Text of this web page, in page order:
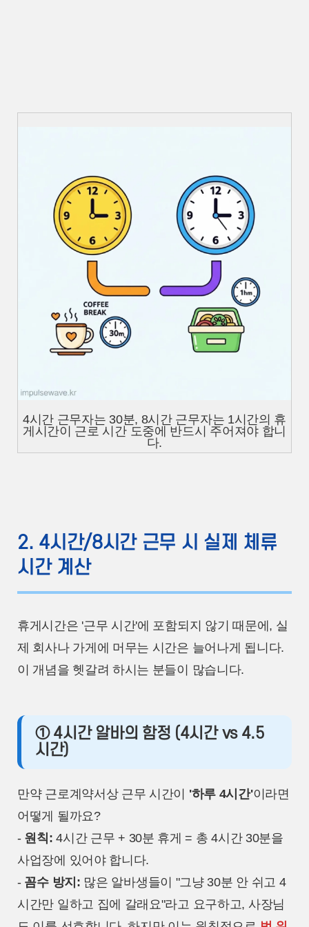
4시간 근무자는 30분, 8시간 근무자는 1시간의 휴
게시간이 근로 시간 도중에 반드시 주어져야 합니
다.
2. 4시간/8시간 근무 시 실제 체류
시간 계산
휴게시간은 '근무 시간'에 포함되지 않기 때문에, 실
제 회사나 가게에 머무는 시간은 늘어나게 됩니다.
이 개념을 헷갈려 하시는 분들이 많습니다.
① 4시간 알바의 함정 (4시간 vs 4.5
시간)
만약 근로계약서상 근무 시간이 '하루 4시간'이라면
어떻게 될까요?
- 원칙: 4시간 근무 + 30분 휴게 = 총 4시간 30분을
사업장에 있어야 합니다.
- 꼼수 방지: 많은 알바생들이 "그냥 30분 안 쉬고 4
시간만 일하고 집에 갈래요"라고 요구하고, 사장님